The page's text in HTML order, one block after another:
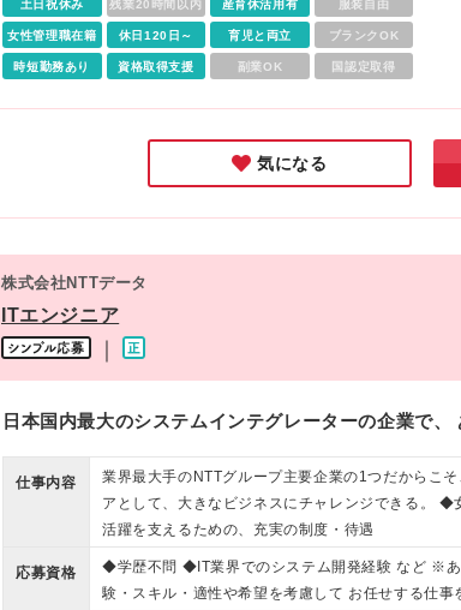
土日祝休み 残業20時間以内 産育休活用有 服装自由
女性管理職在籍 休日120日～ 育児と両立 ブランクOK
時短勤務あり 資格取得支援 副業OK 国認定取得
気になる
株式会社NTTデータ
ITエンジニア
日本国内最大のシステムインテグレーターの企業で
仕事内容
業界最大手のNTTグループ主要企業の1つだからこ
アとして、大きなビジネスにチャレンジできる。 ◆
活躍を支えるための、充実の制度・待遇
応募資格
◆学歴不問 ◆IT業界でのシステム開発経験 など ※
験・スキル・適性や希望を考慮して お任せする仕事